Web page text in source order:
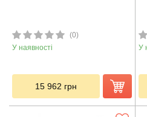
(0)
У наявності
15 962 грн
У